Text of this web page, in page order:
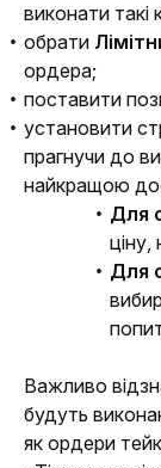
виконати такі
обрати
ордера;
поставити
установити
прагнучи до
найкращою
Для
ціну,
Для
Важливо
будуть
як ордери